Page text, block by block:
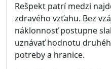
Rešpekt patrí medzi
zdravého vzťahu. Bez
náklonnosť postupne
uznávať hodnotu
potreby a hranice.